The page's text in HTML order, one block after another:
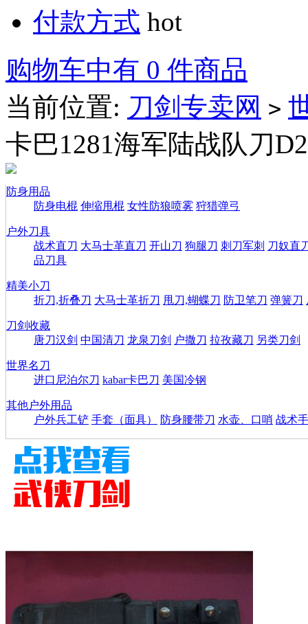
付款方式 hot
购物车中有 0 件商品
当前位置: 刀剑专卖网 >
卡巴1281海军陆战队刀
防身用品
防身电棍 伸缩甩棍 女性防狼喷雾 狩猎弹弓
户外刀具
战术直刀 大马士革直刀 开山刀 狗腿刀 刺刀军刺 刀奴直
品刀具
精美小刀
折刀,折叠刀 大马士革折刀 甩刀,蝴蝶刀 防卫笔刀 弹簧刀
刀剑收藏
唐刀汉剑 中国清刀 龙泉刀剑 户撒刀 拉孜藏刀 另类刀剑
世界名刀
进口尼泊尔刀 kabar卡巴刀 美国冷钢
其他户外用品
户外兵工铲 手套（面具） 防身腰带刀 水壶、口哨 战术